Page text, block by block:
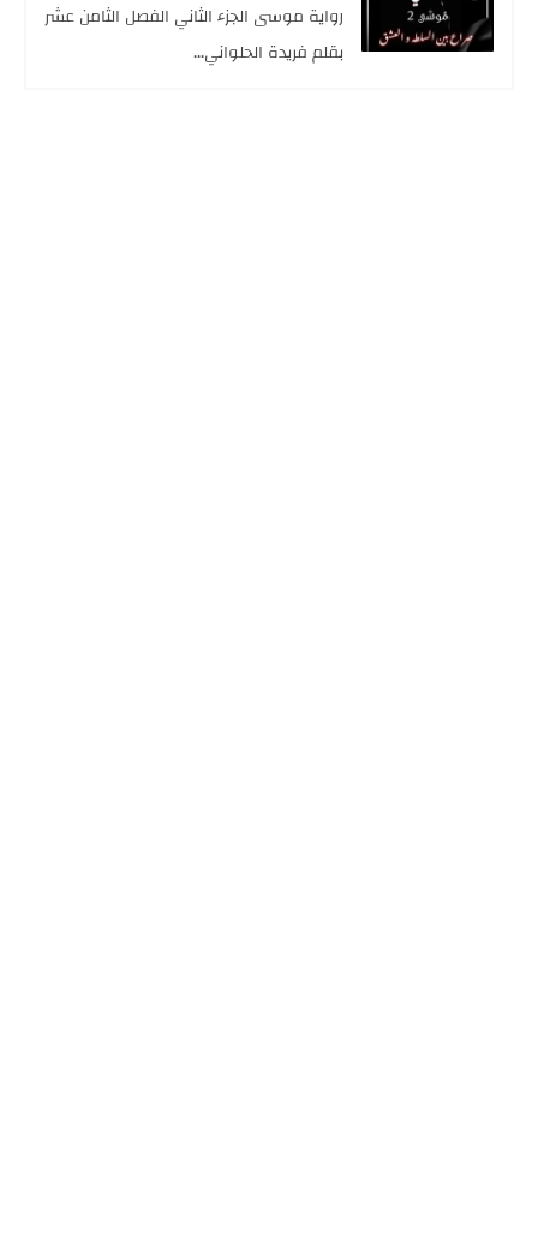
رواية موسى الجزء الثاني الفصل الثامن عشر
بقلم فريدة الحلواني...